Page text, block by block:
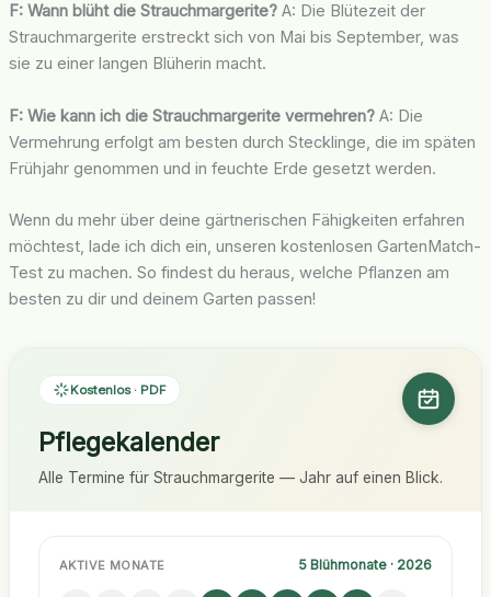
F: Wann blüht die Strauchmargerite?A: Die Blütezeit der
Strauchmargerite erstreckt sich von Mai bis September, was
sie zu einer langen Blüherin macht.
F: Wie kann ich die Strauchmargerite vermehren?A: Die
Vermehrung erfolgt am besten durch Stecklinge, die im späten
Frühjahr genommen und in feuchte Erde gesetzt werden.
Wenn du mehr über deine gärtnerischen Fähigkeiten erfahren
möchtest, lade ich dich ein, unseren kostenlosen GartenMatch-
Test zu machen. So findest du heraus, welche Pflanzen am
besten zu dir und deinem Garten passen!
Kostenlos · PDF
Pflegekalender
Alle Termine für Strauchmargerite — Jahr auf einen Blick.
AKTIVE MONATE 5 Blühmonate · 2026